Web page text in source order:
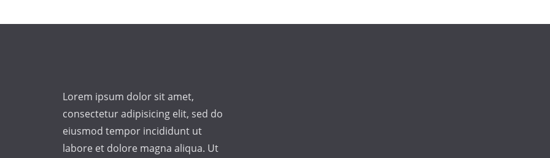
a
t
i
v
Lorem ipsum dolor sit amet,
consectetur adipisicing elit, sed do
eiusmod tempor incididunt ut
labore et dolore magna aliqua. Ut